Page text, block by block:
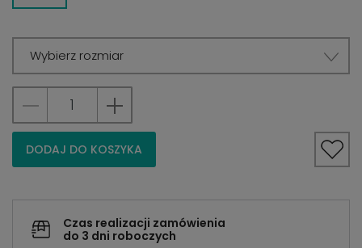
Wybierz rozmiar
DODAJ DO KOSZYKA
Czas realizacji zamówienia
do 3 dni roboczych